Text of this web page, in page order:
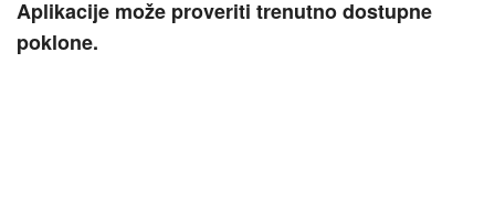
Aplikacije može proveriti trenutno dostupne
poklone.